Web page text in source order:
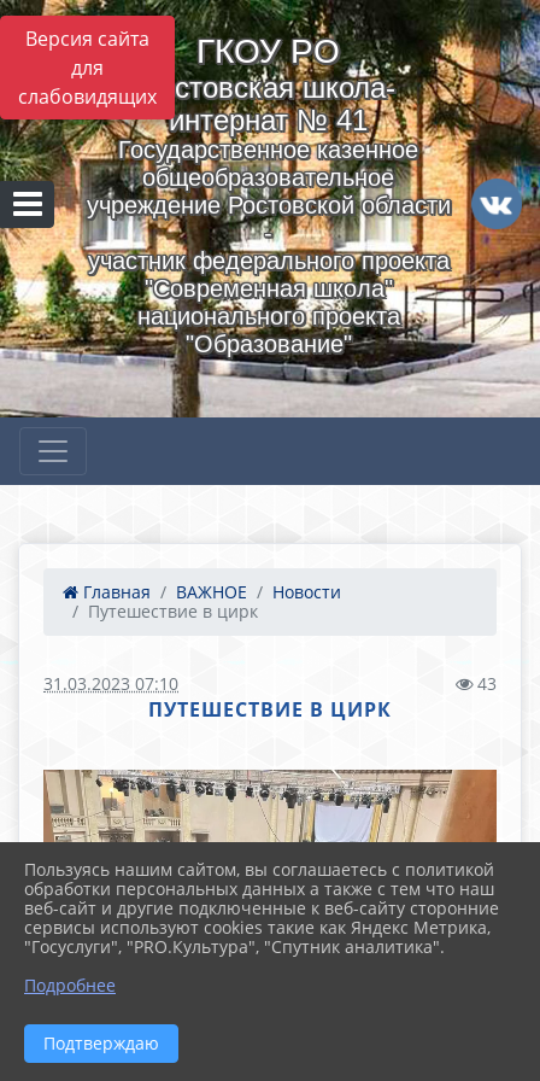
Версия сайта
для
слабовидящих
ГКОУ РO
Ростовская школа-
интернат № 41
Государственное казенное
общеобразовательное
учреждение Ростовской области
-
участник федерального проекта
"Современная школа"
национального проекта
"Образование"
Главная ВАЖНОЕ
Новости
Путешествие в цирк
31.03.2023 07:10 43
ПУТЕШЕСТВИЕ В ЦИРК
Пользуясь нашим сайтом, вы соглашаетесь с политикой
обработки персональных данных а также с тем что наш
веб-сайт и другие подключенные к веб-сайту сторонние
сервисы используют cookies такие как Яндекс Метрика,
"Госуслуги", "PRO.Культура", "Спутник аналитика".
Подробнее
Подтверждаю